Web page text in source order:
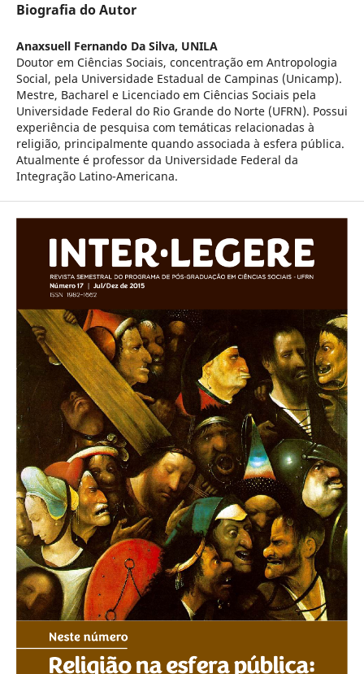
Biografia do Autor
Anaxsuell Fernando Da Silva, UNILA
Doutor em Ciências Sociais, concentração em Antropologia
Social, pela Universidade Estadual de Campinas (Unicamp).
Mestre, Bacharel e Licenciado em Ciências Sociais pela
Universidade Federal do Rio Grande do Norte (UFRN). Possui
experiência de pesquisa com temáticas relacionadas à
religião, principalmente quando associada à esfera pública.
Atualmente é professor da Universidade Federal da
Integração Latino-Americana.